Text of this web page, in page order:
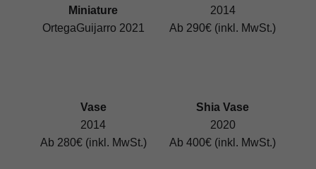
Miniature
OrtegaGuijarro 2021
2014
Ab 290€ (inkl. MwSt.)
Vase
2014
Ab 280€ (inkl. MwSt.)
Shia Vase
2020
Ab 400€ (inkl. MwSt.)